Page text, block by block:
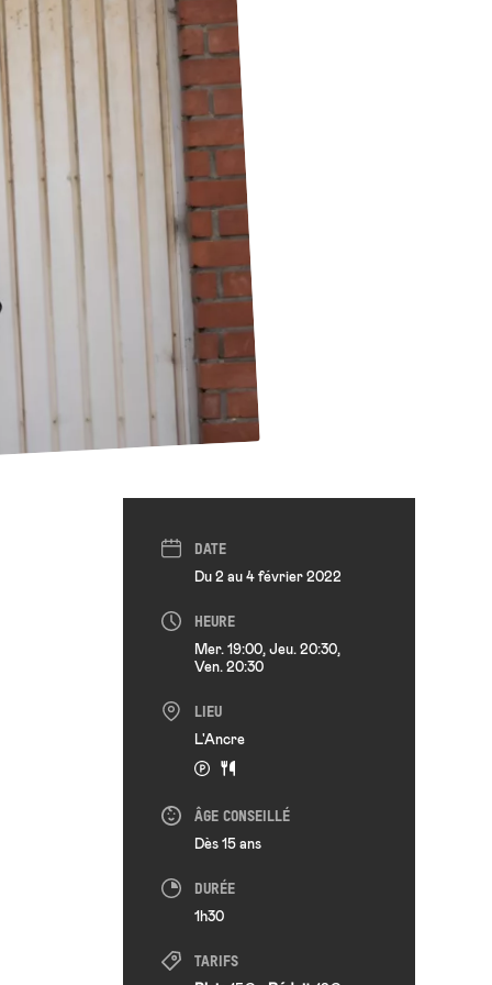
DATE
Du 2 au 4 février 2022
HEURE
Mer. 19:00, Jeu. 20:30,
Ven. 20:30
LIEU
L'Ancre
ÂGE CONSEILLÉ
Dès 15 ans
DURÉE
1h30
TARIFS